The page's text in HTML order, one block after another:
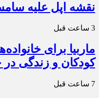
نقشه اپل علیه
3 ساعت قبل
ماربیا برای
کودکان و زندگی در
7 ساعت قبل